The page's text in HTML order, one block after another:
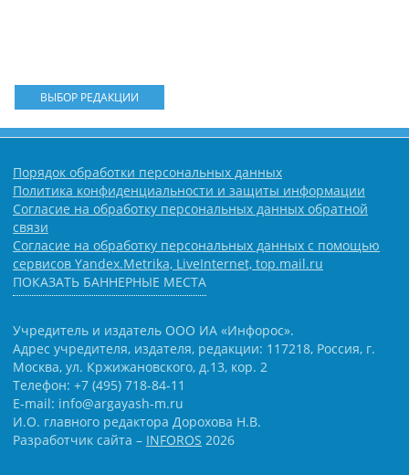
ВЫБОР РЕДАКЦИИ
Порядок обработки персональных данных
Политика конфиденциальности и защиты информации
Согласие на обработку персональных данных обратной
связи
Согласие на обработку персональных данных с помощью
сервисов Yandex.Metrika, LiveInternet, top.mail.ru
ПОКАЗАТЬ БАННЕРНЫЕ МЕСТА
Учредитель и издатель ООО ИА «Инфорос».
Адрес учредителя, издателя, редакции: 117218, Россия, г.
Москва, ул. Кржижановского, д.13, кор. 2
Телефон: +7 (495) 718-84-11
E-mail: info@argayash-m.ru
И.О. главного редактора Дорохова Н.В.
Разработчик сайта – INFOROS 2026